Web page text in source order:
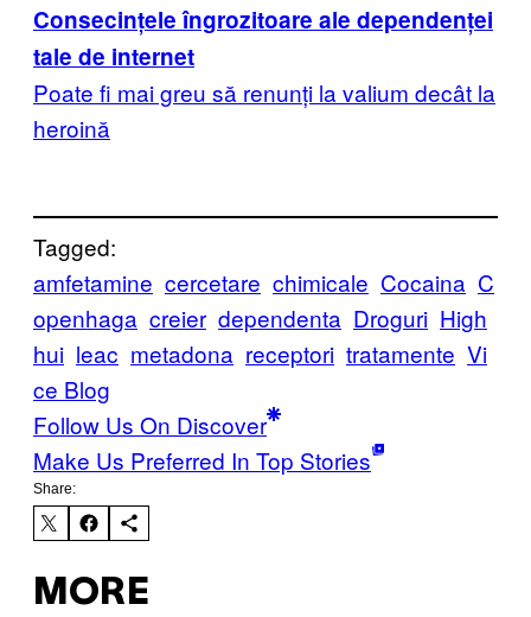
Consecințele îngrozitoare ale dependenței
tale de internet
Poate fi mai greu să renunți la valium decât la
heroină
Tagged:
amfetamine cercetare chimicale Cocaina C
openhaga creier dependenta Droguri High
hui leac metadona receptori tratamente Vi
ce Blog
Follow Us On Discover
Make Us Preferred In Top Stories
Share:
MORE